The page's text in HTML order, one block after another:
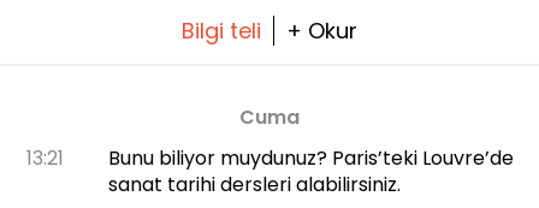
Bilgi teli + Okur
Cuma
13:21
Bunu biliyor muydunuz? Paris’teki Louvre’de
sanat tarihi dersleri alabilirsiniz.